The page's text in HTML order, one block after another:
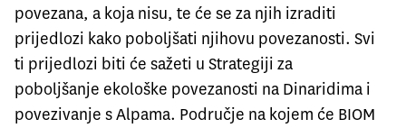
povezana, a koja nisu, te će se za njih izraditi
prijedlozi kako poboljšati njihovu povezanosti. Svi
ti prijedlozi biti će sažeti u Strategiji za
poboljšanje ekološke povezanosti na Dinaridima i
povezivanje s Alpama. Područje na kojem će BIOM